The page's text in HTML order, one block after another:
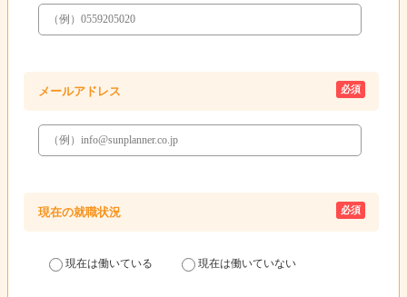
メールアドレス 必須
現在の就職状況 必須
現在は働いている 現在は働いていない